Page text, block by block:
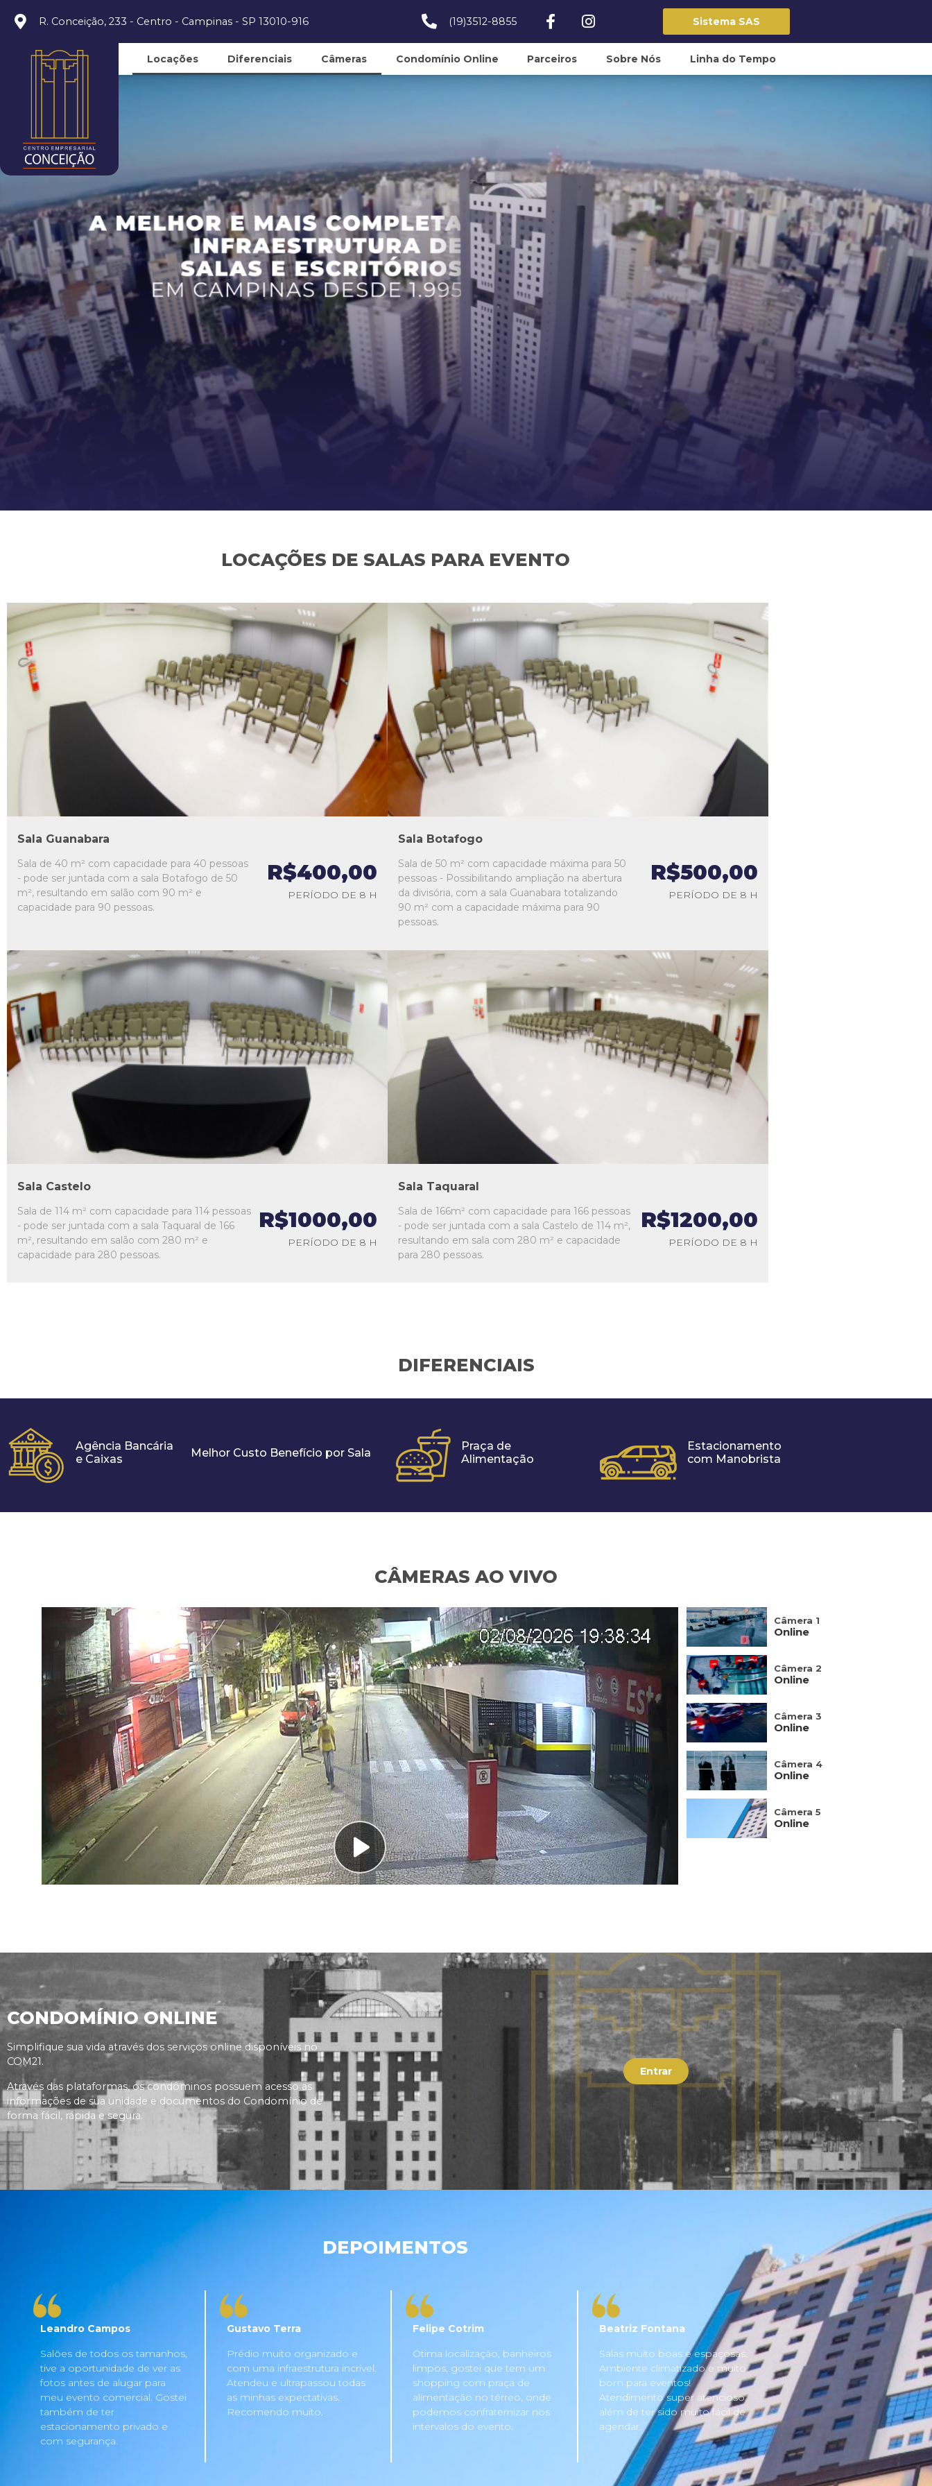
R. Conceição, 233 - Centro - Campinas - SP 13010-916 (19)3512-8855 Sistema SAS
Locações Diferenciais Câmeras Condomínio Online Parceiros Sobre Nós Linha do Tempo
LOCAÇÕES DE SALAS PARA EVENTO
L1
L2
L3
Sala Guanabara
Sala de 40 m² com capacidade para 40 pessoas
- pode ser juntada com a sala Botafogo de 50
m², resultando em salão com 90 m² e
capacidade para 90 pessoas.
R$400,00
PERÍODO DE 8 H
L3
L4
L5
Sala Botafogo
Sala de 50 m² com capacidade máxima para 50
pessoas - Possibilitando ampliação na abertura
da divisória, com a sala Guanabara totalizando
90 m² com a capacidade máxima para 90
pessoas.
R$500,00
PERÍODO DE 8 H
L1
L2
L3
L4
Sala Castelo
Sala de 114 m² com capacidade para 114 pessoas
- pode ser juntada com a sala Taquaral de 166
m², resultando em salão com 280 m² e
capacidade para 280 pessoas.
R$1000,00
PERÍODO DE 8 H
L1
L3
L4
L5
Sala Taquaral
Sala de 166m² com capacidade para 166 pessoas
- pode ser juntada com a sala Castelo de 114 m²,
resultando em sala com 280 m² e capacidade
para 280 pessoas.
R$1200,00
PERÍODO DE 8 H
DIFERENCIAIS
Agência Bancária
e Caixas
Melhor Custo Benefício por Sala
Praça de
Alimentação
Estacionamento
com Manobrista
CÂMERAS AO VIVO
Câmera 1
Online
Câmera 2
Online
Câmera 3
Online
Câmera 4
Online
Câmera 5
Online
CONDOMÍNIO ONLINE
Simplifique sua vida através dos serviços online disponíveis no
COM21.
Através das plataformas, os condôminos possuem acesso as
informações de sua unidade e documentos do Condomínio de
forma fácil, rápida e segura.
Entrar
DEPOIMENTOS
Salões de todos os tamanhos,
tive a oportunidade de ver as
fotos antes de alugar para
meu evento comercial. Gostei
também de ter
estacionamento privado e
com segurança.
Leandro Campos
Prédio muito organizado e
com uma infraestrutura incrível.
Atendeu e ultrapassou todas
as minhas expectativas.
Recomendo muito.
Gustavo Terra
Ótima localização, banheiros
limpos, gostei que tem um
shopping com praça de
alimentação no térreo, onde
podemos confraternizar nos
intervalos do evento.
Felipe Cotrim
Salas muito boas e espaçosas.
Ambiente climatizado e muito
bom para eventos!
Atendimento super atencioso
além de ter sido muito fácil de
agendar.
Beatriz Fontana